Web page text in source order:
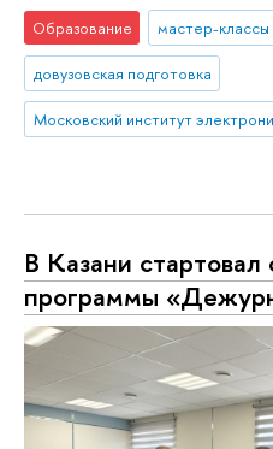
Образование мастер-классы
довузовская подготовка
Московский институт
В Казани
программы